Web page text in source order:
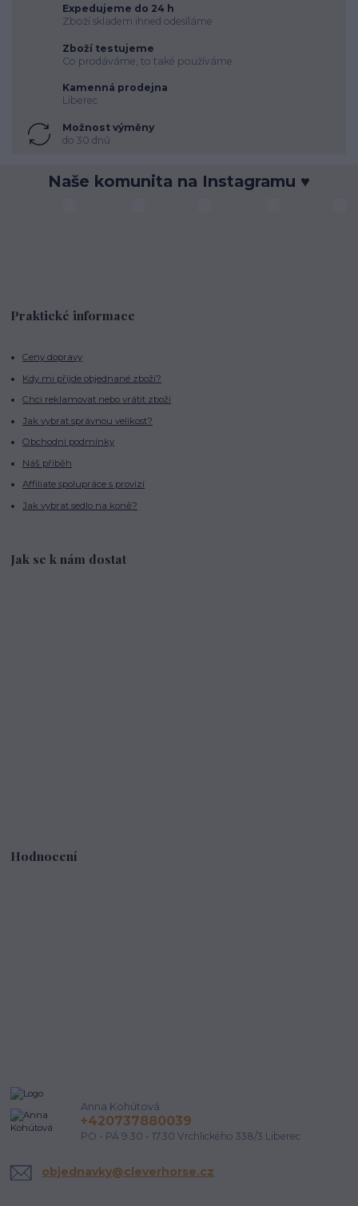
Expedujeme do 24 h
Zboží skladem ihned odesíláme
Zboží testujeme
Co prodáváme, to také používáme
Kamenná prodejna
Liberec
Možnost výměny
do 30 dnů
Naše komunita na Instagramu ♥
Praktické informace
Ceny dopravy
Kdy mi přijde objednané zboží?
Chci reklamovat nebo vrátit zboží
Jak vybrat správnou velikost?
Obchodní podmínky
Náš příběh
Affiliate spolupráce s provizí
Jak vybrat sedlo na koně?
Jak se k nám dostat
Hodnocení
Anna Kohútová
+420737880039
PO - PÁ 9.30 - 17.30 Vrchlického 338/3 Liberec
objednavky@cleverhorse.cz